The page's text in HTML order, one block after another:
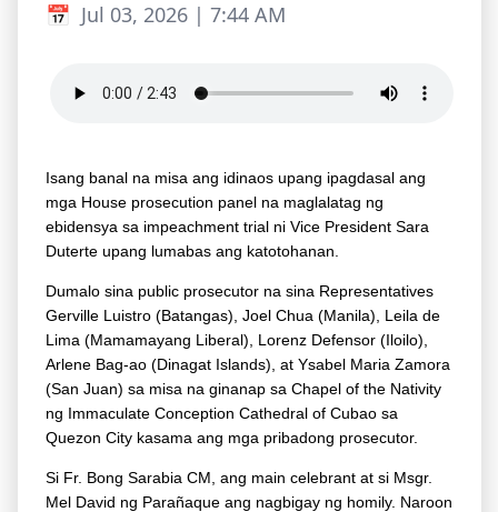
Jul 03, 2026 | 7:44 AM
Isang banal na misa ang idinaos upang ipagdasal ang
mga House prosecution panel na maglalatag ng
ebidensya sa impeachment trial ni Vice President Sara
Duterte upang lumabas ang katotohanan.
Dumalo sina public prosecutor na sina Representatives
Gerville Luistro (Batangas), Joel Chua (Manila), Leila de
Lima (Mamamayang Liberal), Lorenz Defensor (Iloilo),
Arlene Bag-ao (Dinagat Islands), at Ysabel Maria Zamora
(San Juan) sa misa na ginanap sa Chapel of the Nativity
ng Immaculate Conception Cathedral of Cubao sa
Quezon City kasama ang mga pribadong prosecutor.
Si Fr. Bong Sarabia CM, ang main celebrant at si Msgr.
Mel David ng Parañaque ang nagbigay ng homily. Naroon